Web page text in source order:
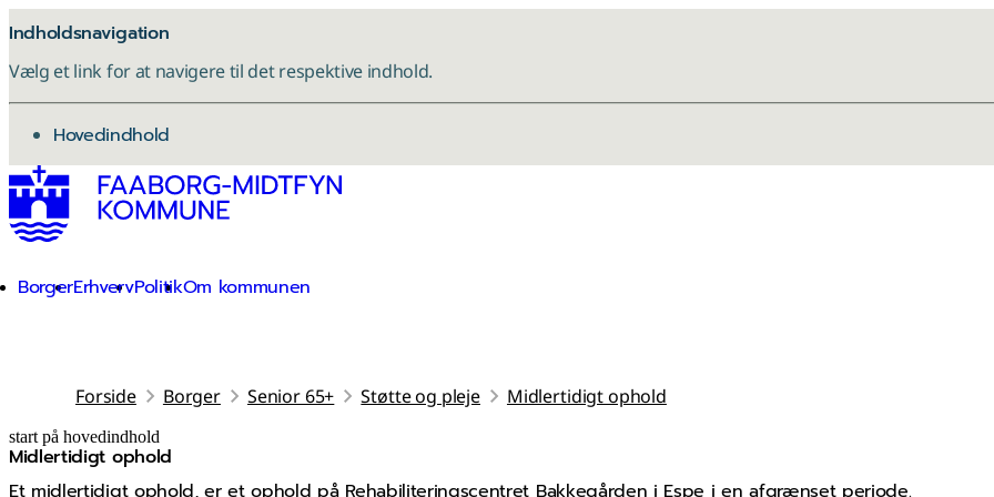
Indholdsnavigation
Vælg et link for at navigere til det respektive indhold.
gå til
Hovedindhold
BorgerErhvervPolitikOm kommunen
Forside Borger Senior 65+ Støtte og pleje Midlertidigt ophold
start på hovedindhold
Midlertidigt ophold
Et midlertidigt ophold, er et ophold på Rehabiliteringscentret Bakkegården i Espe i en afgrænset periode.
senest opdateret 5. maj 2026